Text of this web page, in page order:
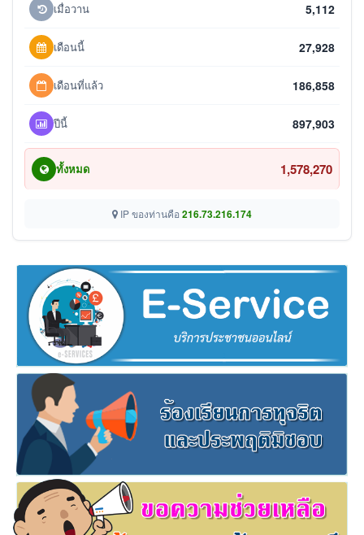
เมื่อวาน 5,112
เดือนนี้ 27,928
เดือนที่แล้ว 186,858
ปีนี้ 897,903
ทั้งหมด 1,578,270
IP ของท่านคือ 216.73.216.174